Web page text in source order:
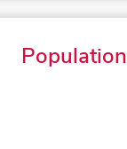
Population